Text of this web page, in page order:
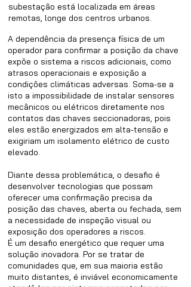
subestação está localizada em áreas
remotas, longe dos centros urbanos.
A dependência da presença física de um
operador para confirmar a posição da chave
expõe o sistema a riscos adicionais, como
atrasos operacionais e exposição a
condições climáticas adversas. Soma-se a
isto a impossibilidade de instalar sensores
mecânicos ou elétricos diretamente nos
contatos das chaves seccionadoras, pois
eles estão energizados em alta-tensão e
exigiriam um isolamento elétrico de custo
elevado.
Diante dessa problemática, o desafio é
desenvolver tecnologias que possam
oferecer uma confirmação precisa da
posição das chaves, aberta ou fechada, sem
a necessidade de inspeção visual ou
exposição dos operadores a riscos.
É um desafio energético que requer uma
solução inovadora. Por se tratar de
comunidades que, em sua maioria estão
muito distantes, é inviável economicamente